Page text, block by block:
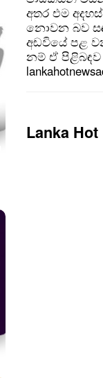
අතර එම
නොවන බව
අඩවියේ පළ
නම් ඒ පිළිබඳව
Lanka